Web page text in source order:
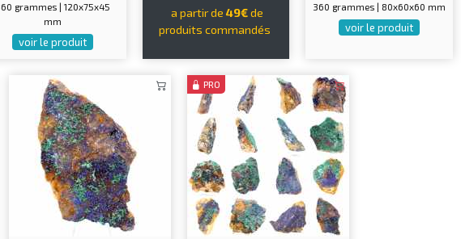
grammes | 120x75x45
mm
voir le produit
a partir de49€de
produits commandés
360 grammes | 80x60x60 mm
voir le produit
PRO